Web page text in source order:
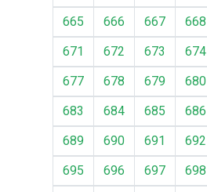
665
666 667 668
671
672 673 674
677
678 679 680
683
684 685 686
689
690 691 692
695
696 697 698